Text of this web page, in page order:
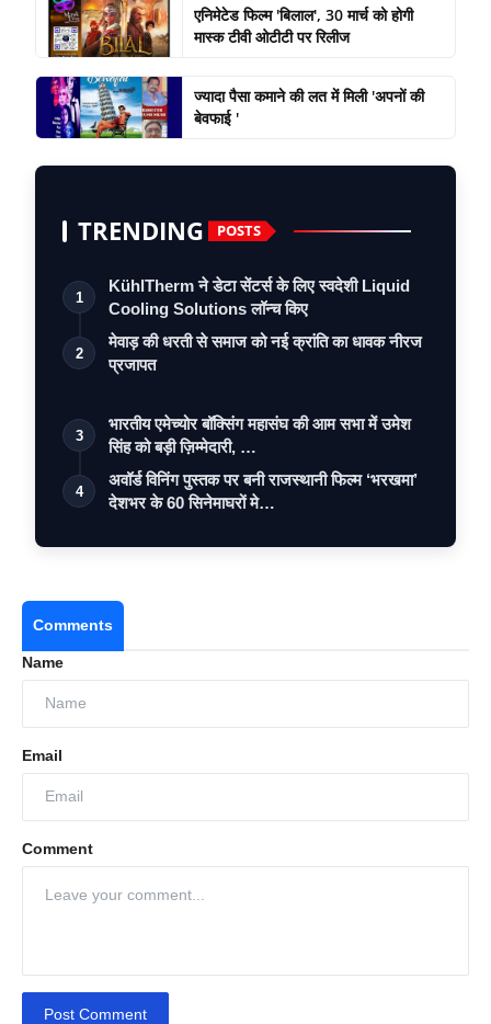
एनिमेटेड फिल्म 'बिलाल', 30 मार्च को होगी
मास्क टीवी ओटीटी पर रिलीज
ज्यादा पैसा कमाने की लत में मिली 'अपनों की
बेवफाई '
TRENDING POSTS
1
KühlTherm ने डेटा सेंटर्स के लिए स्वदेशी Liquid
Cooling Solutions लॉन्च किए
2
मेवाड़ की धरती से समाज को नई क्रांति का धावक नीरज
प्रजापत
3
भारतीय एमेच्योर बॉक्सिंग महासंघ की आम सभा में उमेश
सिंह को बड़ी ज़िम्मेदारी, …
4
अवॉर्ड विनिंग पुस्तक पर बनी राजस्थानी फिल्म ‘भरखमा’
देशभर के 60 सिनेमाघरों मे…
Comments
Name
Email
Comment
Post Comment